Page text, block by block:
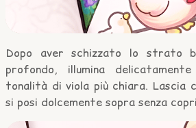
Dopo aver schizzato lo strato
profondo, illumina
tonalità di viola più chiara. Lascia
si posi dolcemente sopra senza